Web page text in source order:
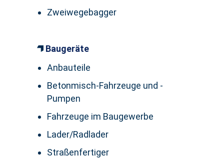
Zweiwegebagger
Baugeräte
Anbauteile
Betonmisch-Fahrzeuge und -
Pumpen
Fahrzeuge im Baugewerbe
Lader/Radlader
Straßenfertiger